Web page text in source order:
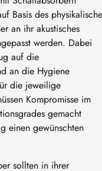
Basis des
an ihr akustisches
werden. Dabei
auf die
an die Hygiene
die jeweilige
Kompromisse im
gemacht
einen gewünschten
sollten in ihrer